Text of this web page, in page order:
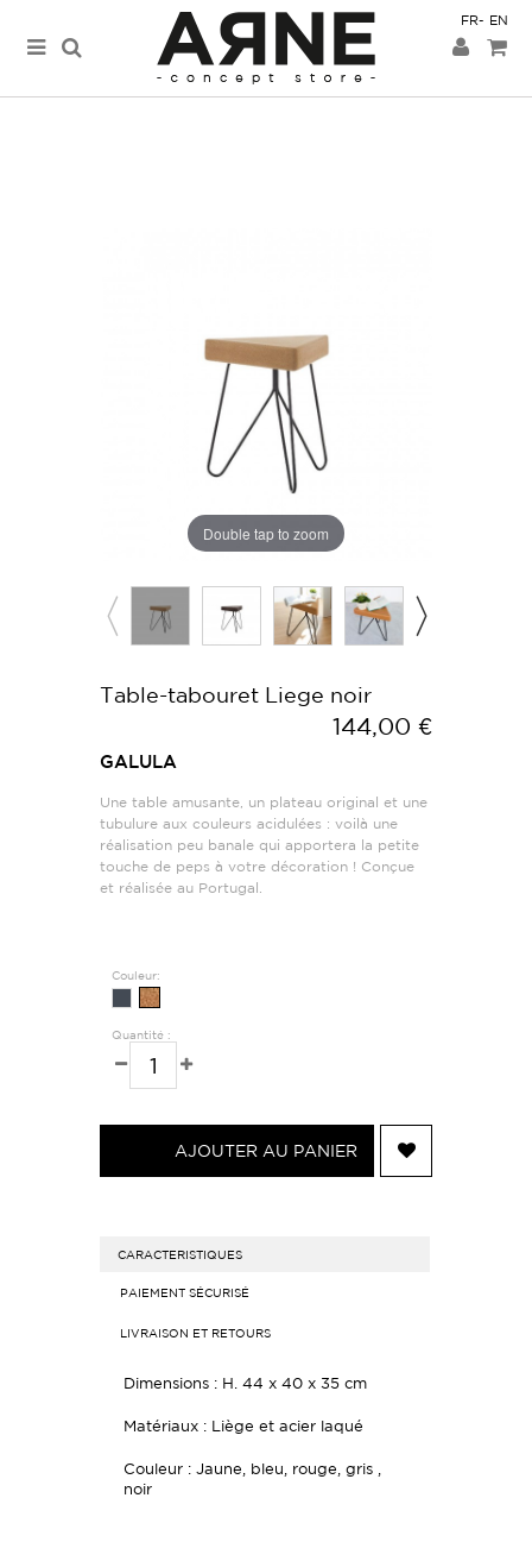
FR EN
Double tap to zoom
Table-tabouret Liege noir
144,00 €
GALULA
Une table amusante, un plateau original et une
tubulure aux couleurs acidulées : voilà une
réalisation peu banale qui apportera la petite
touche de peps à votre décoration ! Conçue
et réalisée au Portugal.
Couleur:
Quantité :
AJOUTER AU PANIER
CARACTERISTIQUES
PAIEMENT SÉCURISÉ
LIVRAISON ET RETOURS
Dimensions : H. 44 x 40 x 35 cm
Matériaux : Liège et acier laqué
Couleur : Jaune, bleu, rouge, gris ,
noir